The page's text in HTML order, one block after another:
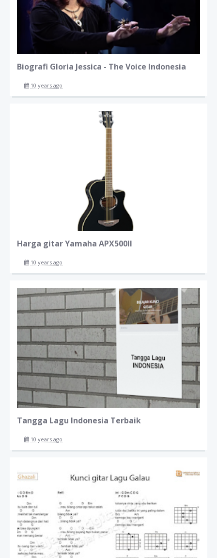
Biografi Gloria Jessica - The Voice Indonesia
10 years ago
Harga gitar Yamaha APX500II
10 years ago
Tangga Lagu Indonesia Terbaik
10 years ago